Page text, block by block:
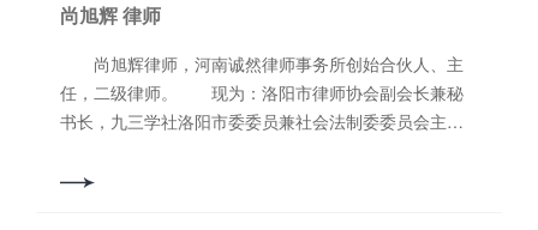
尚旭辉 律师
尚旭辉律师，河南诚然律师事务所创始合伙人、主
任，二级律师。 现为：洛阳市律师协会副会长兼秘
书长，九三学社洛阳市委委员兼社会法制委委员会主
任、河南省律师协会理事及刑事法律业务委员会副主